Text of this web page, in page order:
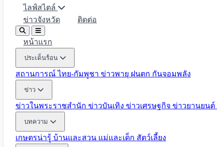
ไลฟ์สไตล์
ข่าวจังหวัด
ติดต่อ
หน้าแรก
ประเด็นร้อน
สถานการณ์ ไทย-กัมพูชา ข่าวพายุ ฝนตก กันจอมพลัง
ข่าว
ข่าวในพระราชสำนัก ข่าวบันเทิง ข่าวเศรษฐกิจ ข่าวยานยนต์
บทความ
เกษตรน่ารู้ บ้านและสวน แม่และเด็ก สัตว์เลี้ยง